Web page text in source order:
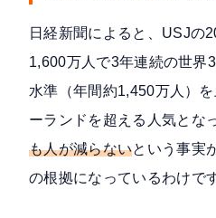
日経新聞によると、USJの
1,600万人で3年連続の世界
水準（年間約1,450万人）
ーランドを超える人気とな
も人が減らないという事実
の根拠になっているわけで